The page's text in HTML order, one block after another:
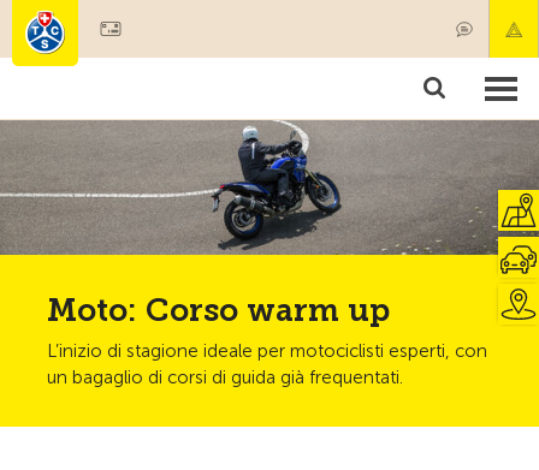
Prodotti & Servizi
Moto: Corso warm up
L’inizio di stagione ideale per motociclisti esperti, con
un bagaglio di corsi di guida già frequentati.